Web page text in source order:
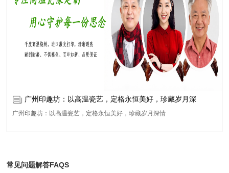
广州印趣坊：以高温瓷艺，定格永恒美好，珍藏岁月深
广州印趣坊：以高温瓷艺，定格永恒美好，珍藏岁月深情
常见问题解答FAQS